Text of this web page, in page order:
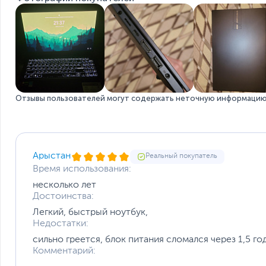
Без ОС
Количество разъемов USB Type-C
USB Type-C Power Delivery
Сетевые подключения
Средства коммуникации
Версия Bluetooth
Функции и особенности
Мультимедиа
Особенности веб-камеры
Особенности клавиатуры
Цвет, используемый в оформлении
Дополнительно
Отзывы пользователей могут содержать неточную
Арыстан Реальный покупатель
Время использования:
несколько лет
Достоинства:
Легкий, быстрый ноутбук,
Недостатки:
сильно греется, блок питания сломался через 1,5
Комментарий: